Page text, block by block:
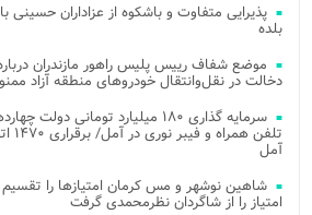
بلده
موضع شفاف رییس پلیس راهور مازندران
دخالت در نقل‌وانتقال خودروهای منطقه آزاد
سرمایه گذاری ۱۸۰ میلیارد تومانی
آمل
شاهین نوشهر و مس کرمان امتیازها را
امتیاز را از شاگردان نظرمحمدی گرفت